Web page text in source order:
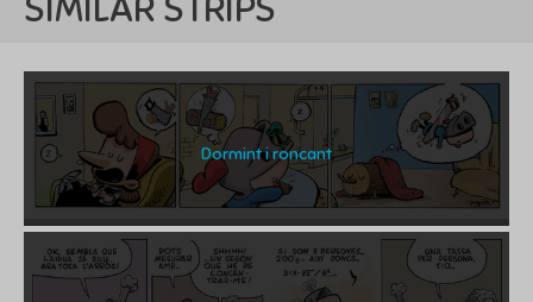
SIMILAR STRIPS
Dormint i roncant